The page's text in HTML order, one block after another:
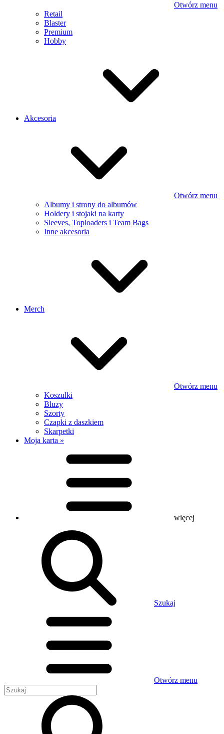
Otwórz menu
Retail
Blaster
Premium
Hobby
Akcesoria
Otwórz menu
Albumy i strony do albumów
Holdery i stojaki na karty
Sleeves, Toploaders i Team Bags
Inne akcesoria
Merch
Otwórz menu
Koszulki
Bluzy
Szorty
Czapki z daszkiem
Skarpetki
Moja karta »
więcej
Szukaj
Otwórz menu